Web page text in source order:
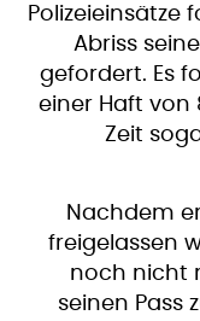
Polizeieinsätze
Abriss
gefordert. Es
einer Haft von
Zeit
Nachdem
freigelassen
noch nicht
seinen Pass